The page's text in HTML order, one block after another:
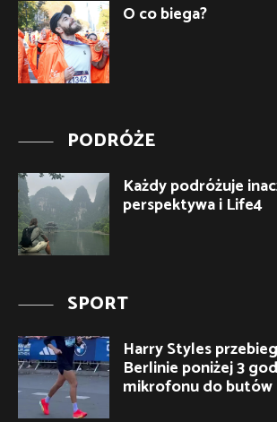
O co biega?
PODRÓŻE
Każdy podróżuje
perspektywa i Life4
SPORT
Harry Styles
Berlinie poniżej 3
mikrofonu do butów